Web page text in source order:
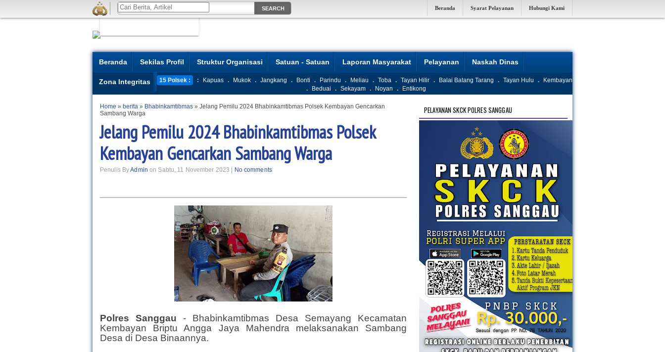
Beranda Syarat Pelayanan Hubungi Kami
Beranda Sekilas Profil Struktur Organisasi Satuan - Satuan Laporan Masyarakat Pelayanan Naskah Dinas
Zona Integritas 15 Polsek : : Kapuas . Mukok . Jangkang . Bonti . Parindu . Meliau . Toba . Tayan Hilir . Balai Batang Tarang . Tayan Hulu .
Kembayan
.
Beduai . Sekayam . Noyan . Entikong
Home » berita » Bhabinkamtibmas » Jelang Pemilu 2024 Bhabinkamtibmas Polsek Kembayan Gencarkan
Sambang Warga
Jelang Pemilu 2024 Bhabinkamtibmas Polsek
Kembayan Gencarkan Sambang Warga
Penulis ByAdmin on Sabtu, 11 November 2023 | No comments
Polres Sanggau - Bhabinkamtibmas Desa Semayang Kecamatan
Kembayan Briptu Angga Jaya Mahendra melaksanakan Sambang
Desa di Desa Binaannya.
PELAYANAN SKCK POLRES SANGGAU